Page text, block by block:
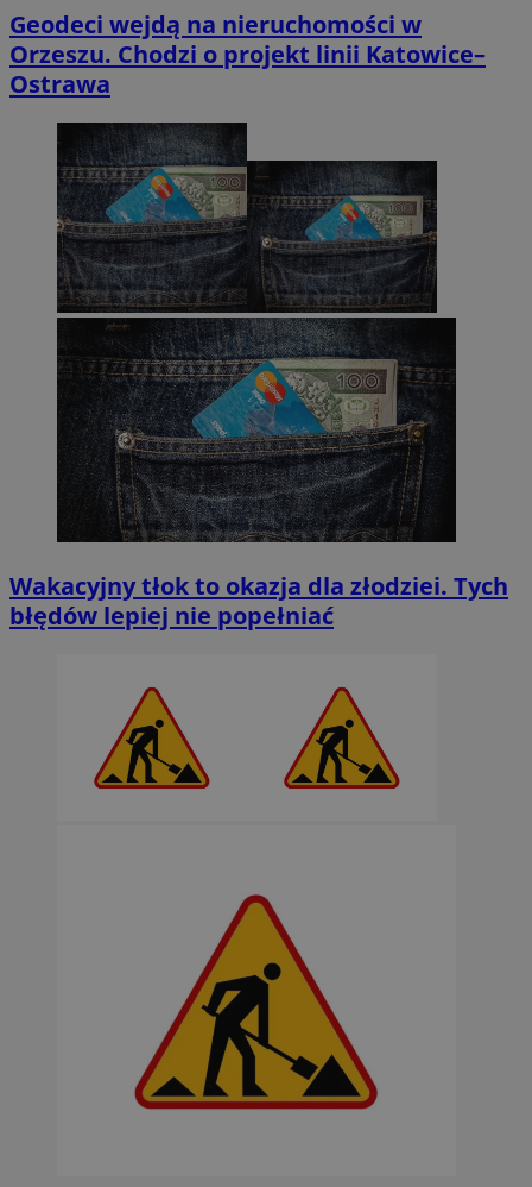
Geodeci wejdą na nieruchomości w
Orzeszu. Chodzi o projekt linii Katowice–
Ostrawa
Wakacyjny tłok to okazja dla złodziei. Tych
błędów lepiej nie popełniać